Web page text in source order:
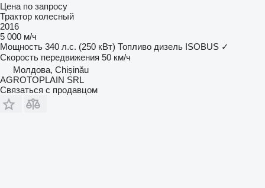
Цена по запросу
Трактор колесный
2016
5 000 м/ч
Мощность 340 л.с. (250 кВт) Топливо дизель ISOBUS ✓
Скорость передвижения 50 км/ч
Молдова, Chișinău
AGROTOPLAIN SRL
Связаться с продавцом